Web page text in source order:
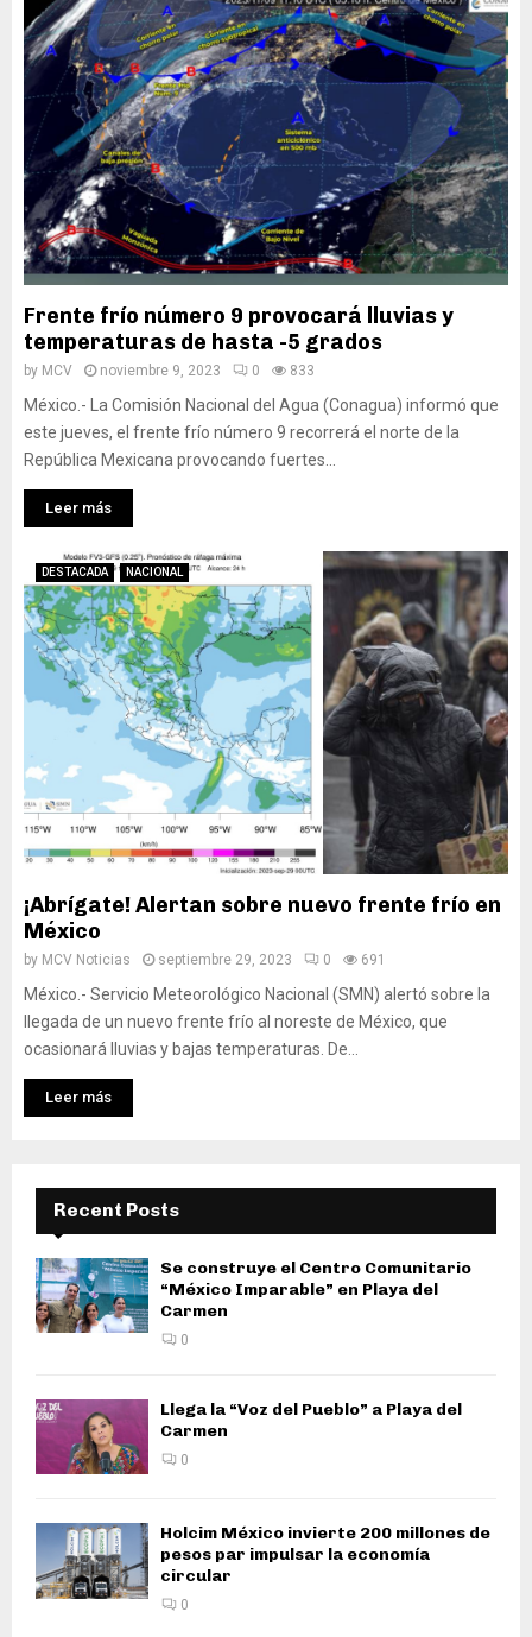
Frente frío número 9 provocará lluvias y
temperaturas de hasta -5 grados
by MCV noviembre 9, 2023 0 833
México.- La Comisión Nacional del Agua (Conagua) informó que
este jueves, el frente frío número 9 recorrerá el norte de la
República Mexicana provocando fuertes...
Leer más
DESTACADA NACIONAL
¡Abrígate! Alertan sobre nuevo frente frío en
México
by MCV Noticias septiembre 29, 2023 0 691
México.- Servicio Meteorológico Nacional (SMN) alertó sobre la
llegada de un nuevo frente frío al noreste de México, que
ocasionará lluvias y bajas temperaturas. De...
Leer más
Recent Posts
Se construye el Centro Comunitario
“México Imparable” en Playa del
Carmen
0
Llega la “Voz del Pueblo” a Playa del
Carmen
0
Holcim México invierte 200 millones de
pesos par impulsar la economía
circular
0